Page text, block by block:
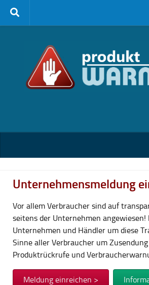
Zum Inhalt springen
Unternehmensmeldung
Vor allem Verbraucher sind auf
seitens der Unternehmen
Unternehmen und Händler um diese
Sinne aller Verbraucher um
Produktrückrufe und
Meldung einreichen >